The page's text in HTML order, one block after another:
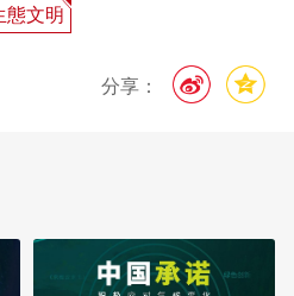
態文明
分享：